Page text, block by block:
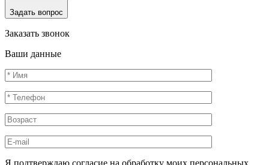
Задать вопрос
Заказать звонок
Ваши данные